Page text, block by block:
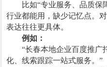
比如“专业服务、品质保
行业都能用，缺少记忆点。
表达往往更具体。
例如：
“长春本地企业百度推广
化、线索跟踪一站式服务。”